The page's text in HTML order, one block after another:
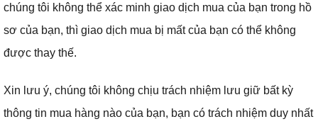
chúng tôi không thể xác minh giao dịch mua của bạn trong hồ
sơ của bạn, thì giao dịch mua bị mất của bạn có thể không
được thay thế.
Xin lưu ý, chúng tôi không chịu trách nhiệm lưu giữ bất kỳ
thông tin mua hàng nào của bạn, bạn có trách nhiệm duy nhất